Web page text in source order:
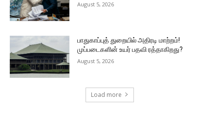
August 5, 2026
பாதுகாப்புத் துறையில் அதிரடி மாற்றம்!
முப்படைகளின் உயர் பதவி ரத்தாகிறது?
August 5, 2026
Load more